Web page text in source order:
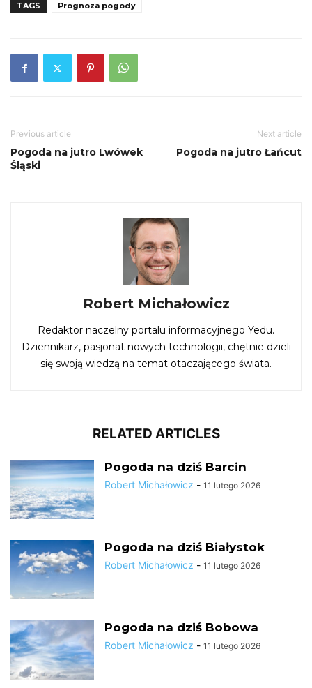
TAGS Prognoza pogody
Previous article
Pogoda na jutro Lwówek
Śląski
Next article
Pogoda na jutro Łańcut
Robert Michałowicz
Redaktor naczelny portalu informacyjnego Yedu.
Dziennikarz, pasjonat nowych technologii, chętnie dzieli
się swoją wiedzą na temat otaczającego świata.
RELATED ARTICLES
Pogoda na dziś Barcin
Robert Michałowicz - 11 lutego 2026
Pogoda na dziś Białystok
Robert Michałowicz - 11 lutego 2026
Pogoda na dziś Bobowa
Robert Michałowicz - 11 lutego 2026